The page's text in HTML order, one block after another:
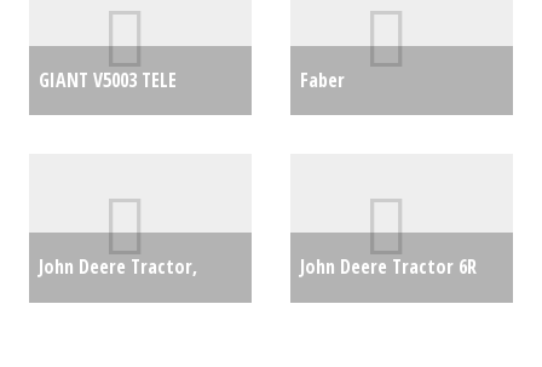
GIANT V5003 TELE
Faber
(ZND) #28107
€0
John Deere Tractor,
John Deere Tractor 6R